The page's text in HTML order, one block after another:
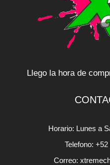
Llego la hora de
Horario: Lunes a
Telefono:
Correo: